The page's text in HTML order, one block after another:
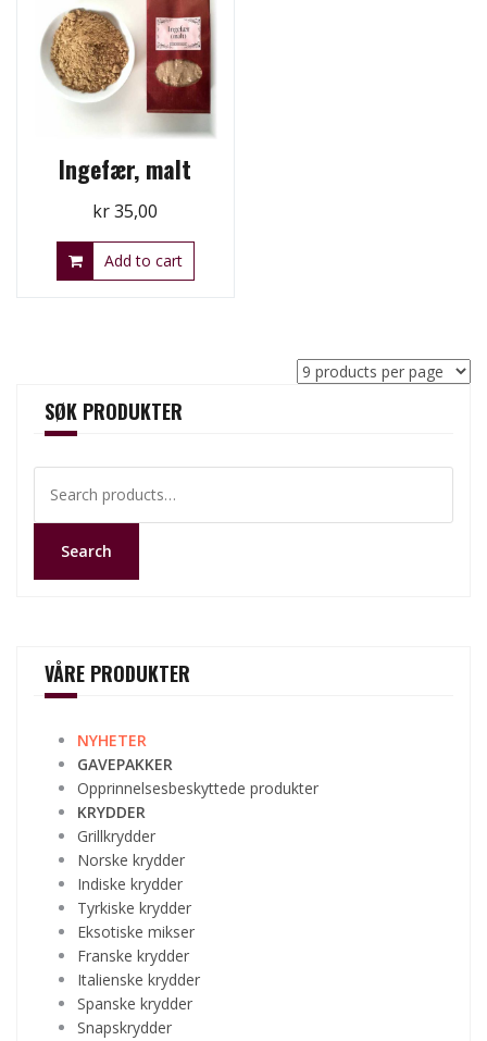
Ingefær, malt
kr35,00
Add to cart
SØK PRODUKTER
for:
Search
VÅRE PRODUKTER
NYHETER
GAVEPAKKER
Opprinnelsesbeskyttede produkter
KRYDDER
Grillkrydder
Norske krydder
Indiske krydder
Tyrkiske krydder
Eksotiske mikser
Franske krydder
Italienske krydder
Spanske krydder
Snapskrydder